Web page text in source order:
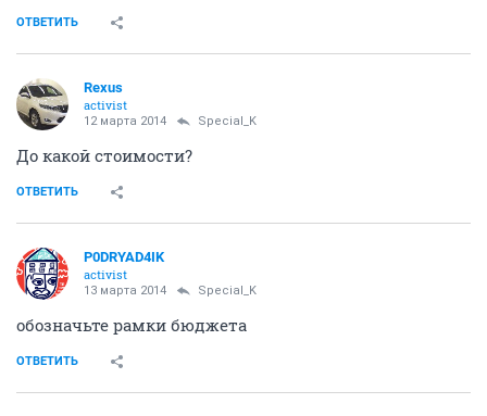
ОТВЕТИТЬ
Rexus
activist
12 марта 2014 Special_K
До какой стоимости?
ОТВЕТИТЬ
P0DRYAD4IK
activist
13 марта 2014 Special_K
обозначьте рамки бюджета
ОТВЕТИТЬ